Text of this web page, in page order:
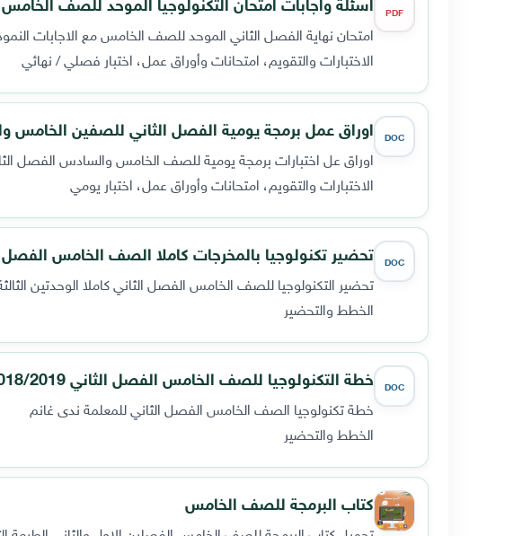
PDF
امتحان نهاية الفصل الثاني الموحد للصف الخامس مع الاجابات
الاختبارات والتقويم، امتحانات وأوراق عمل، اختبار فصلي / نهائي
DOC اوراق عمل برمجة يومية الفصل الثاني للصفين الخامس
اوراق عل اختبارات برمجة يومية للصف الخامس والسادس الفصل
الاختبارات والتقويم، امتحانات وأوراق عمل، اختبار يومي
DOC تحضير تكنولوجيا بالمخرجات كاملا الصف الخامس الفصل الثاني
تحضير التكنولوجيا للصف الخامس الفصل الثاني كاملا الوحدتين
الخطط والتحضير
DOC خطة التكنولوجيا للصف الخامس الفصل الثاني 2018/2019
خطة تكنولوجيا الصف الخامس الفصل الثاني للمعلمة ندى غانم
الخطط والتحضير
كتاب البرمجة للصف الخامس